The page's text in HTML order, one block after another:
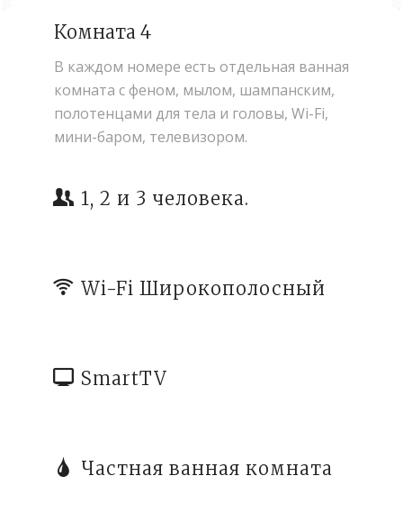
Комната 4
В каждом номере есть отдельная ванная
комната с феном, мылом, шампанским,
полотенцами для тела и головы, Wi-Fi,
мини-баром, телевизором.
1, 2 и 3 человека.
Wi-Fi Широкополосный
SmartTV
Частная ванная комната